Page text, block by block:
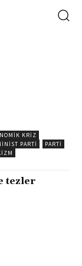
KRIZ
PARTI
PARTI
tezler